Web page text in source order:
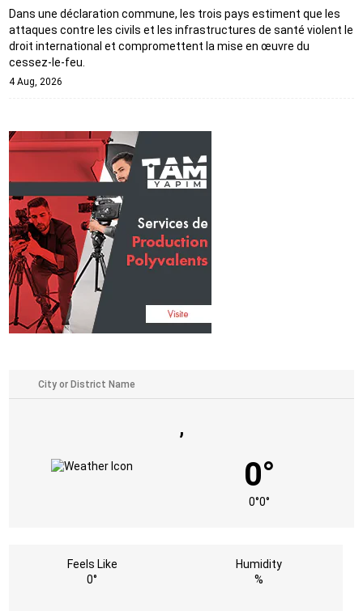
Dans une déclaration commune, les trois pays estiment que les
attaques contre les civils et les infrastructures de santé violent le
droit international et compromettent la mise en œuvre du
cessez-le-feu.
4 Aug, 2026
,
0°
0°0°
Feels Like
0°
Humidity
%